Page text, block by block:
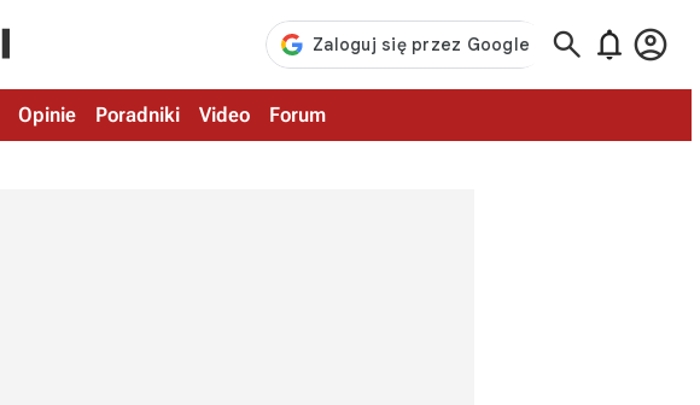
  
Opinie Poradniki Video Forum